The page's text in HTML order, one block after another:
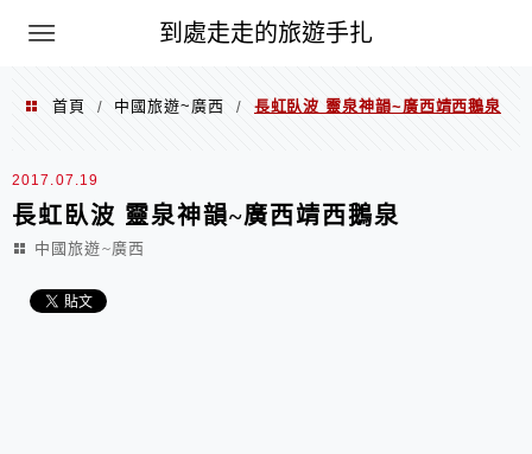
到處走走的旅遊手扎
首頁 / 中國旅遊~廣西 / 長虹臥波 靈泉神韻~廣西靖西鵝泉
2017.07.19
長虹臥波 靈泉神韻~廣西靖西鵝泉
中國旅遊~廣西